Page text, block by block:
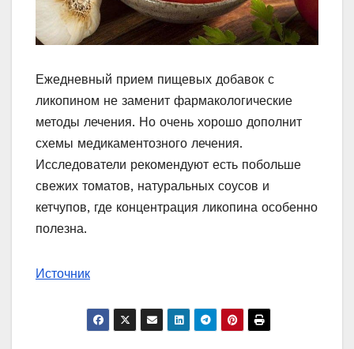
Ежедневный прием пищевых добавок с
ликопином не заменит фармакологические
методы лечения. Но очень хорошо дополнит
схемы медикаментозного лечения.
Исследователи рекомендуют есть побольше
свежих томатов, натуральных соусов и
кетчупов, где концентрация ликопина особенно
полезна.
Источник